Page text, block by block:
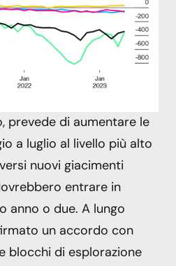
prevede di aumentare le
a luglio al livello più alto
nuovi giacimenti
entrare in
anno o due. A lungo
un accordo con
blocchi di esplorazione